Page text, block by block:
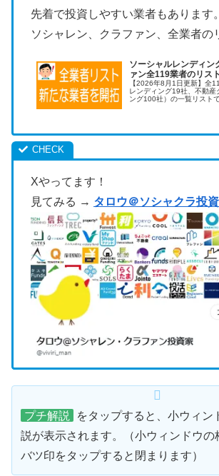
先着で投資しやすい業者もあります。
ソシャレン、クラファン、全業者の
ソーシャルレンディン
ァン全119業者のリスト
【2026年8月1日更新】全
レンディング19社、不動産
ング100社）の一覧リスト
Xやってます！
見てみる → タロウ＠ソシャクラ投
プチ解説
をタップすると、小ウィン
説が表示されます。（小ウィンドウの
バツ印をタップすると閉まります）